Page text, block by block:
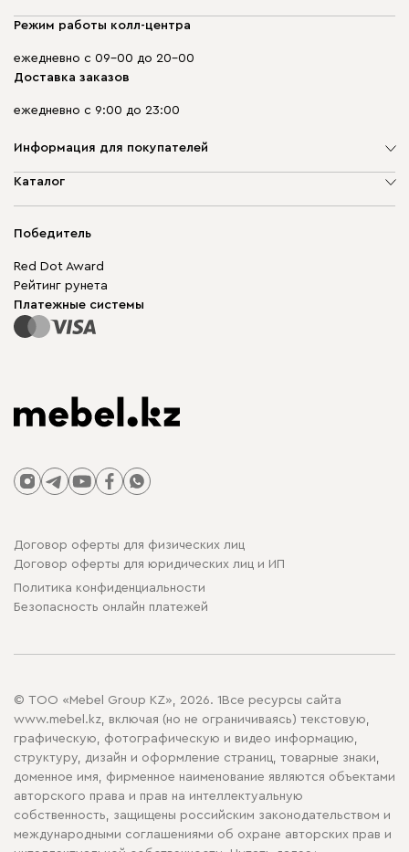
Режим работы колл-центра
ежедневно с 09-00 до 20-00
Доставка заказов
ежедневно с 9:00 до 23:00
Информация для покупателей
О компании
Гарантия
Для бизнеса
Карта сайта
Каталог
Корпусная мебель
Модульная мебель
Столы и стулья
Победитель
Red Dot Award
Рейтинг рунета
Платежные системы
Договор оферты для физических лиц
Договор оферты для юридических лиц и ИП
Политика конфиденциальности
Безопасность онлайн платежей
© ТОО «Mebel Group KZ», 2026. 1Все ресурсы сайта
www.mebel.kz, включая (но не ограничиваясь) текстовую,
графическую, фотографическую и видео информацию,
структуру, дизайн и оформление страниц, товарные знаки,
доменное имя, фирменное наименование являются объектами
авторского права и прав на интеллектуальную
собственность, защищены российским законодательством и
международными соглашениями об охране авторских прав и